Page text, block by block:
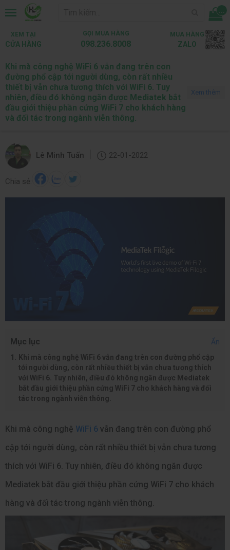
...
XEM TẠI
CỬA HÀNG
GỌI MUA HÀNG
098.236.8008
MUA HÀNG
ZALO
Trang chủ Tin tức Tin Tức Công Nghệ
Tin tức mớiTin Tức Công NghệMáy tính chơi game Máy tính
MediaTek dự kiến ra mắt ​​các thiết bị WiFi 7
đầu tiên vào năm 2023
Lê Minh Tuấn 22-01-2022
Chia sẻ:
Mục lục
Ẩn
Khi mà công nghệ WiFi 6 vẫn đang trên con đường phổ cập
tới người dùng, còn rất nhiều thiết bị vẫn chưa tương thích
với WiFi 6. Tuy nhiên, điều đó không ngăn được Mediatek
bắt đầu giới thiệu phần cứng WiFi 7 cho khách hàng và đối
tác trong ngành viễn thông.
Khi mà công nghệ WiFi 6 vẫn đang trên con
đường phổ cập tới người dùng, còn rất nhiều
thiết bị vẫn chưa tương thích với WiFi 6. Tuy
nhiên, điều đó không ngăn được Mediatek bắt
đầu giới thiệu phần cứng WiFi 7 cho khách hàng
và đối tác trong ngành viễn thông.
Xem thêm
Khi mà công nghệ WiFi 6 vẫn đang trên con đường phổ
cập tới người dùng, còn rất nhiều thiết bị vẫn chưa tương
thích với WiFi 6. Tuy nhiên, điều đó không ngăn được
Mediatek bắt đầu giới thiệu phần cứng WiFi 7 cho khách
hàng và đối tác trong ngành viễn thông.